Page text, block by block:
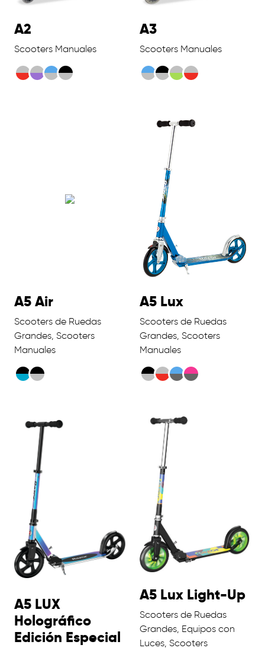
A2
Scooters Manuales
A3
Scooters Manuales
A5 Air
Scooters de Ruedas
Grandes, Scooters
Manuales
A5 Lux
Scooters de Ruedas
Grandes, Scooters
Manuales
A5 LUX
Holográfico
Edición Especial
A5 Lux Light-Up
Scooters de Ruedas
Grandes, Equipos con
Luces, Scooters